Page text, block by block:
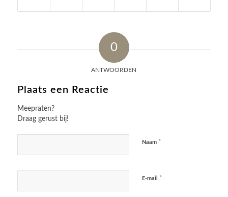
0
ANTWOORDEN
Plaats een Reactie
Meepraten?
Draag gerust bij!
Naam *
E-mail *